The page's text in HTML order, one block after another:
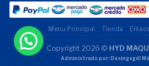
Menu Principal Tienda
Copyright 2026 © HYD
Administrado por: Desingsgdl